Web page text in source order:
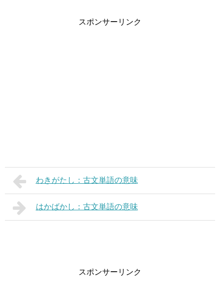
スポンサーリンク
わきがたし：古文単語の意味
はかばかし：古文単語の意味
スポンサーリンク